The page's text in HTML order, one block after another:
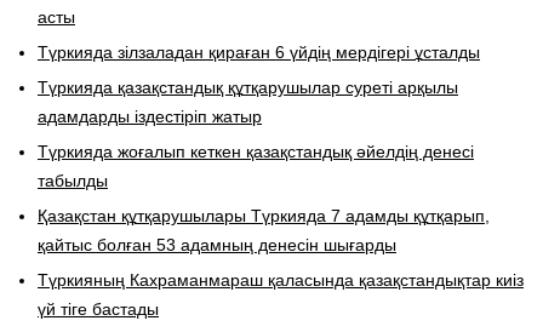
асты
Түркияда зілзаладан қираған 6 үйдің мердігері ұсталды
Түркияда қазақстандық құтқарушылар суреті арқылы
адамдарды іздестіріп жатыр
Түркияда жоғалып кеткен қазақстандық әйелдің денесі
табылды
Қазақстан құтқарушылары Түркияда 7 адамды құтқарып,
қайтыс болған 53 адамның денесін шығарды
Түркияның Кахраманмараш қаласында қазақстандықтар киіз
үй тіге бастады